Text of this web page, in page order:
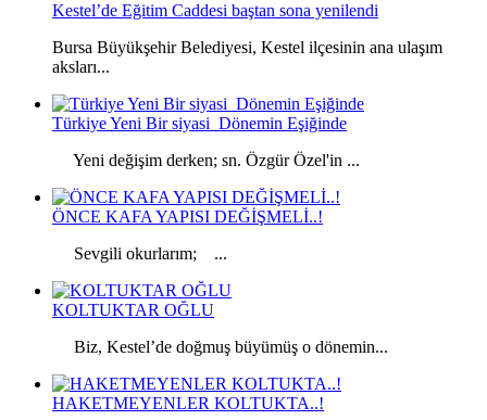
Kestel’de Eğitim Caddesi baştan sona yenilendi
Bursa Büyükşehir Belediyesi, Kestel ilçesinin ana ulaşım
aksları...
Türkiye Yeni Bir siyasi Dönemin Eşiğinde
Yeni değişim derken; sn. Özgür Özel'in ...
ÖNCE KAFA YAPISI DEĞİŞMELİ..!
Sevgili okurlarım; ...
KOLTUKTAR OĞLU
Biz, Kestel’de doğmuş büyümüş o dönemin...
HAKETMEYENLER KOLTUKTA..!